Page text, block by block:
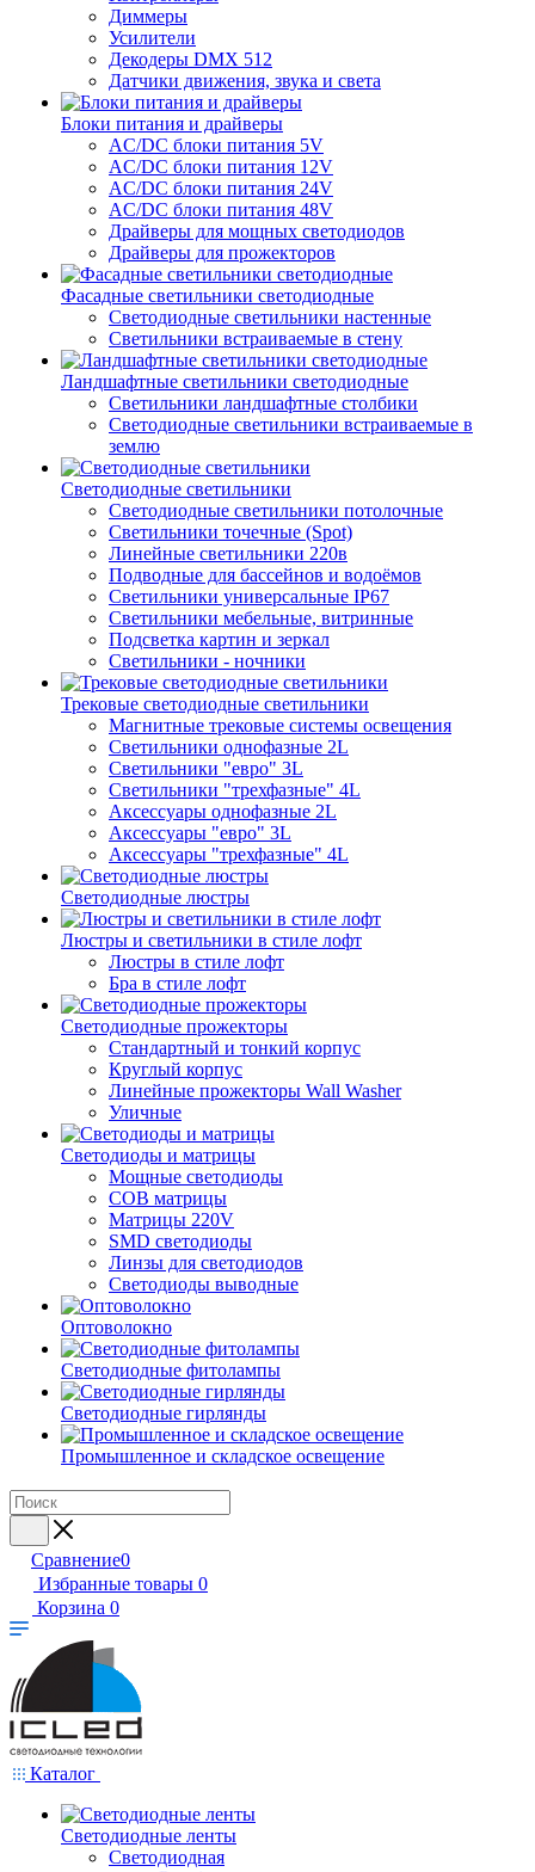
Диммеры
Усилители
Декодеры DMX 512
Датчики движения, звука и света
Блоки питания и драйверы
AC/DC блоки питания 5V
AC/DC блоки питания 12V
AC/DC блоки питания 24V
AC/DC блоки питания 48V
Драйверы для мощных светодиодов
Драйверы для прожекторов
Фасадные светильники светодиодные
Светодиодные светильники настенные
Светильники встраиваемые в стену
Ландшафтные светильники светодиодные
Светильники ландшафтные столбики
Светодиодные светильники встраиваемые в
землю
Светодиодные светильники
Светодиодные светильники потолочные
Светильники точечные (Spot)
Линейные светильники 220в
Подводные для бассейнов и водоёмов
Светильники универсальные IP67
Светильники мебельные, витринные
Подсветка картин и зеркал
Светильники - ночники
Трековые светодиодные светильники
Магнитные трековые системы освещения
Светильники однофазные 2L
Светильники "евро" 3L
Светильники "трехфазные" 4L
Аксессуары однофазные 2L
Аксессуары "евро" 3L
Аксессуары "трехфазные" 4L
Светодиодные люстры
Люстры и светильники в стиле лофт
Люстры в стиле лофт
Бра в стиле лофт
Светодиодные прожекторы
Стандартный и тонкий корпус
Круглый корпус
Линейные прожекторы Wall Washer
Уличные
Светодиоды и матрицы
Мощные светодиоды
COB матрицы
Матрицы 220V
SMD светодиоды
Линзы для светодиодов
Светодиоды выводные
Оптоволокно
Светодиодные фитолампы
Светодиодные гирлянды
Промышленное и складское освещение
Сравнение0
Избранные товары 0
Корзина 0
Каталог
Светодиодные ленты
Светодиодная